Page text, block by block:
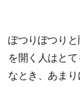
ぽつりぽつり
を開く人はと
なとき、あま